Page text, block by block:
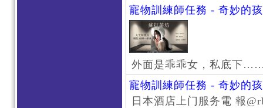
寵物訓練師任務 - 奇妙的
外面是乖乖女，私底下
寵物訓練師任務 - 奇妙的
日本酒店上门服务電 報